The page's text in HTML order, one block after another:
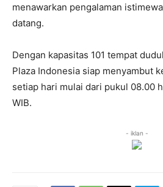
menawarkan pengalaman
datang.
Dengan kapasitas 101 tempat
Plaza Indonesia siap menyambut
setiap hari mulai dari pukul 08.00
WIB.
- iklan -